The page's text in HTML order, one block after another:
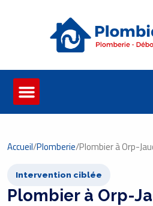
Accueil/Plomberie/Plombier à Orp-
Intervention ciblée
Plombier à Orp-